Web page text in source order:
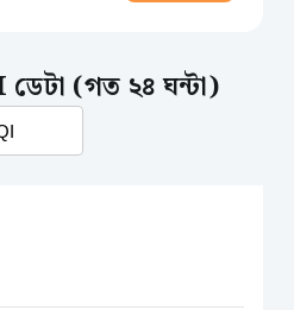
ডেটা (গত ২৪ ঘন্টা)